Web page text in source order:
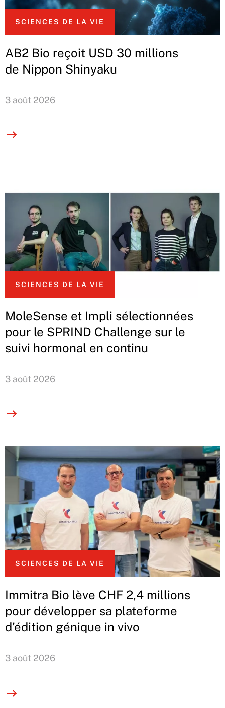
SCIENCES DE LA VIE
AB2 Bio reçoit USD 30 millions
de Nippon Shinyaku
3 août 2026
SCIENCES DE LA VIE
MoleSense et Impli sélectionnées
pour le SPRIND Challenge sur le
suivi hormonal en continu
3 août 2026
SCIENCES DE LA VIE
Immitra Bio lève CHF 2,4 millions
pour développer sa plateforme
d’édition génique in vivo
3 août 2026